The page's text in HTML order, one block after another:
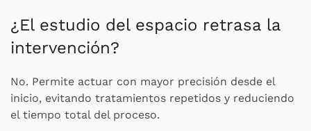
¿El estudio del espacio retrasa la
intervención?
No. Permite actuar con mayor precisión desde el
inicio, evitando tratamientos repetidos y reduciendo
el tiempo total del proceso.